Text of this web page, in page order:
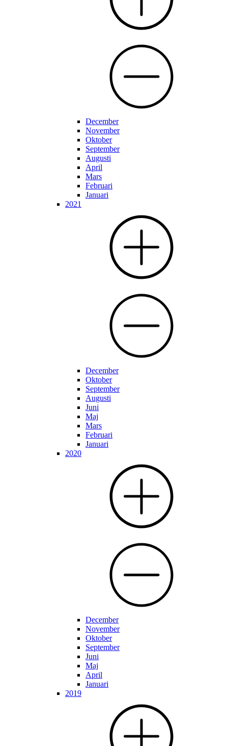
December
November
Oktober
September
Augusti
April
Mars
Februari
Januari
2021
December
Oktober
September
Augusti
Juni
Maj
Mars
Februari
Januari
2020
December
November
Oktober
September
Juni
Maj
April
Januari
2019